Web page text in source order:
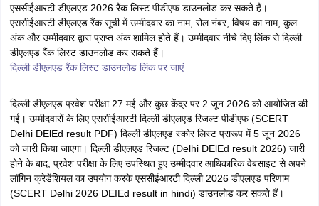
एससीईआरटी डीएलएड 2026 रैंक लिस्ट पीडीएफ डाउनलोड कर सकते हैं।
एससीईआरटी डीएलएड रैंक सूची में उम्मीदवार का नाम, रोल नंबर, विषय का नाम, कुल
अंक और उम्मीदवार द्वारा प्राप्त अंक शामिल होते हैं। उम्मीदवार नीचे दिए लिंक से दिल्ली
डीएलएड रैंक लिस्ट डाउनलोड कर सकते हैं।
दिल्ली डीएलएड रैंक लिस्ट डाउनलोड लिंक पर जाएं
दिल्ली डीएलएड प्रवेश परीक्षा 27 मई और कुछ केंद्र पर 2 जून 2026 को आयोजित की
गई। उम्मीदवारों के लिए एससीईआरटी दिल्ली डीएलएड रिजल्ट पीडीएफ (SCERT
Delhi DElEd result PDF) दिल्ली डीएलएड स्कोर लिस्ट प्रारूप में 5 जून 2026
को जारी किया जाएगा। दिल्ली डीएलएड रिजल्ट (Delhi DElEd result 2026) जारी
होने के बाद, प्रवेश परीक्षा के लिए उपस्थित हुए उम्मीदवार आधिकारिक वेबसाइट से अपने
लॉगिन क्रेडेंशियल का उपयोग करके एससीईआरटी दिल्ली 2026 डीएलएड परिणाम
(SCERT Delhi 2026 DEIEd result in hindi) डाउनलोड कर सकते हैं।